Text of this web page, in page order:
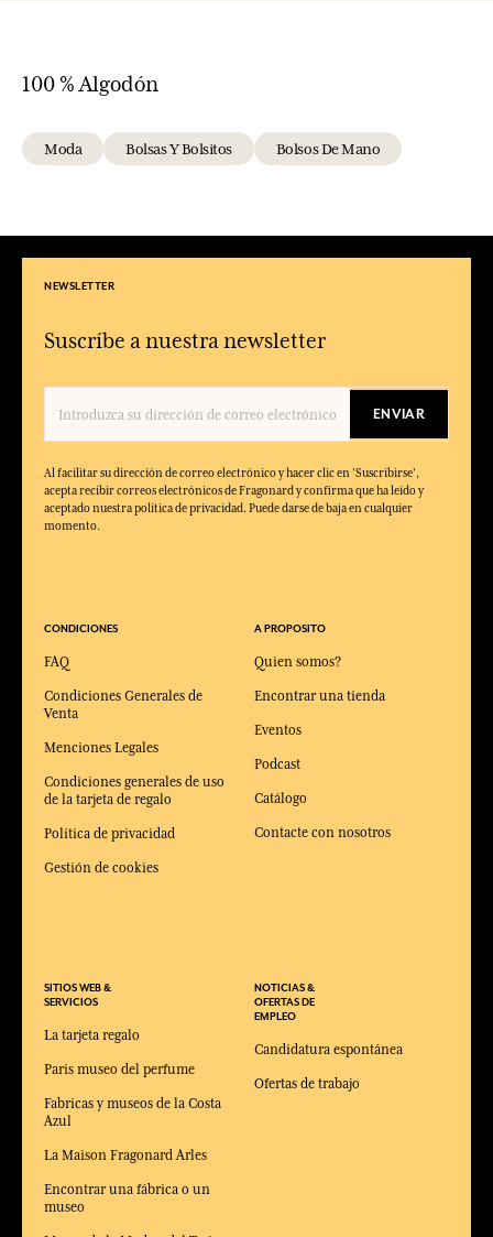
100 % Algodón
Moda Bolsas Y Bolsitos Bolsos De Mano
NEWSLETTER
Suscríbe a nuestra newsletter
ENVIAR
Al facilitar su dirección de correo electrónico y hacer clic en 'Suscribirse',
acepta recibir correos electrónicos de Fragonard y confirma que ha leído y
aceptado nuestra política de privacidad. Puede darse de baja en cualquier
momento.
CONDICIONES
FAQ
Condiciones Generales de
Venta
Menciones Legales
Condiciones generales de uso
de la tarjeta de regalo
Política de privacidad
Gestión de cookies
SITIOS WEB &
SERVICIOS
La tarjeta regalo
Paris museo del perfume
Fabricas y museos de la Costa
Azul
La Maison Fragonard Arles
Encontrar una fábrica o un
museo
A PROPOSITO
Quien somos?
Encontrar una tienda
Eventos
Podcast
Catálogo
Contacte con nosotros
NOTICIAS &
OFERTAS DE
EMPLEO
Candidatura espontánea
Ofertas de trabajo